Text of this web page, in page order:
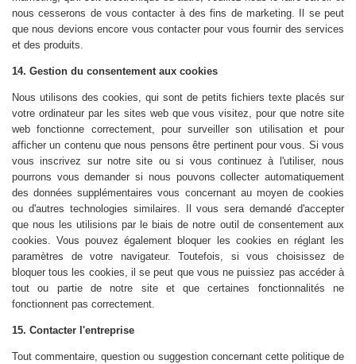
nous cesserons de vous contacter à des fins de marketing. Il se peut
que nous devions encore vous contacter pour vous fournir des services
et des produits.
14. Gestion du consentement aux cookies
Nous utilisons des cookies, qui sont de petits fichiers texte placés sur
votre ordinateur par les sites web que vous visitez, pour que notre site
web fonctionne correctement, pour surveiller son utilisation et pour
afficher un contenu que nous pensons être pertinent pour vous. Si vous
vous inscrivez sur notre site ou si vous continuez à l'utiliser, nous
pourrons vous demander si nous pouvons collecter automatiquement
des données supplémentaires vous concernant au moyen de cookies
ou d'autres technologies similaires. Il vous sera demandé d'accepter
que nous les utilisions par le biais de notre outil de consentement aux
cookies. Vous pouvez également bloquer les cookies en réglant les
paramètres de votre navigateur. Toutefois, si vous choisissez de
bloquer tous les cookies, il se peut que vous ne puissiez pas accéder à
tout ou partie de notre site et que certaines fonctionnalités ne
fonctionnent pas correctement.
15. Contacter l'entreprise
Tout commentaire, question ou suggestion concernant cette politique de